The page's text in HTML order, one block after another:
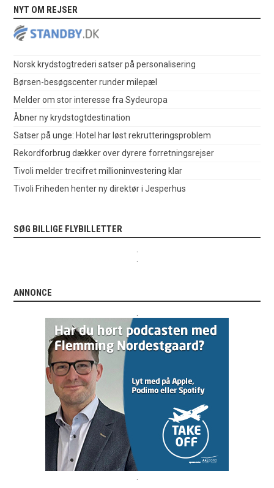
NYT OM REJSER
Norsk krydstogtrederi satser på personalisering
Børsen-besøgscenter runder milepæl
Melder om stor interesse fra Sydeuropa
Åbner ny krydstogtdestination
Satser på unge: Hotel har løst rekrutteringsproblem
Rekordforbrug dækker over dyrere forretningsrejser
Tivoli melder trecifret millioninvestering klar
Tivoli Friheden henter ny direktør i Jesperhus
SØG BILLIGE FLYBILLETTER
ANNONCE